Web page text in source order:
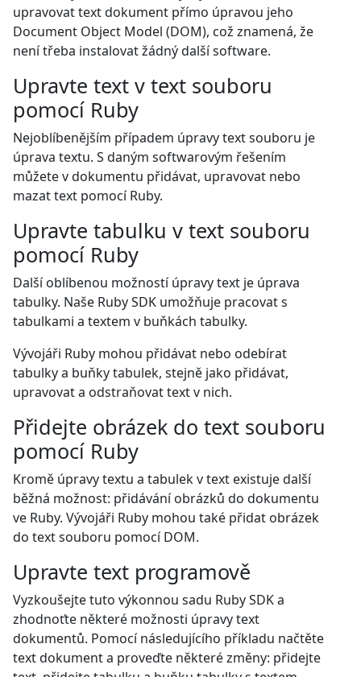
upravovat text dokument přímo úpravou jeho
Document Object Model (DOM), což znamená, že
není třeba instalovat žádný další software.
Upravte text v text souboru
pomocí Ruby
Nejoblíbenějším případem úpravy text souboru je
úprava textu. S daným softwarovým řešením
můžete v dokumentu přidávat, upravovat nebo
mazat text pomocí Ruby.
Upravte tabulku v text souboru
pomocí Ruby
Další oblíbenou možností úpravy text je úprava
tabulky. Naše Ruby SDK umožňuje pracovat s
tabulkami a textem v buňkách tabulky.
Vývojáři Ruby mohou přidávat nebo odebírat
tabulky a buňky tabulek, stejně jako přidávat,
upravovat a odstraňovat text v nich.
Přidejte obrázek do text souboru
pomocí Ruby
Kromě úpravy textu a tabulek v text existuje další
běžná možnost: přidávání obrázků do dokumentu
ve Ruby. Vývojáři Ruby mohou také přidat obrázek
do text souboru pomocí DOM.
Upravte text programově
Vyzkoušejte tuto výkonnou sadu Ruby SDK a
zhodnoťte některé možnosti úpravy text
dokumentů. Pomocí následujícího příkladu načtěte
text dokument a proveďte některé změny: přidejte